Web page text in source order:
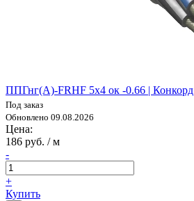
ППГнг(А)-FRHF 5х4 ок -0.66 | Конкорд
Под заказ
Обновлено 09.08.2026
Цена:
186 руб. / м
-
+
Купить